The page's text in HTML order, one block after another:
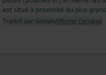
est situé à proximité du plus
Traduit par GoogleAfficher l'original